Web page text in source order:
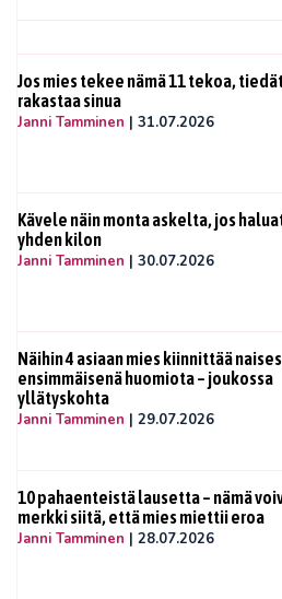
Jos mies tekee nämä 11 tekoa,
rakastaa sinua
Janni Tamminen | 31.07.2026
Kävele näin monta askelta, jos
yhden kilon
Janni Tamminen | 30.07.2026
Näihin 4 asiaan mies kiinnittää
ensimmäisenä huomiota – joukossa
yllätyskohta
Janni Tamminen | 29.07.2026
10 pahaenteistä lausetta – nämä
merkki siitä, että mies miettii eroa
Janni Tamminen | 28.07.2026